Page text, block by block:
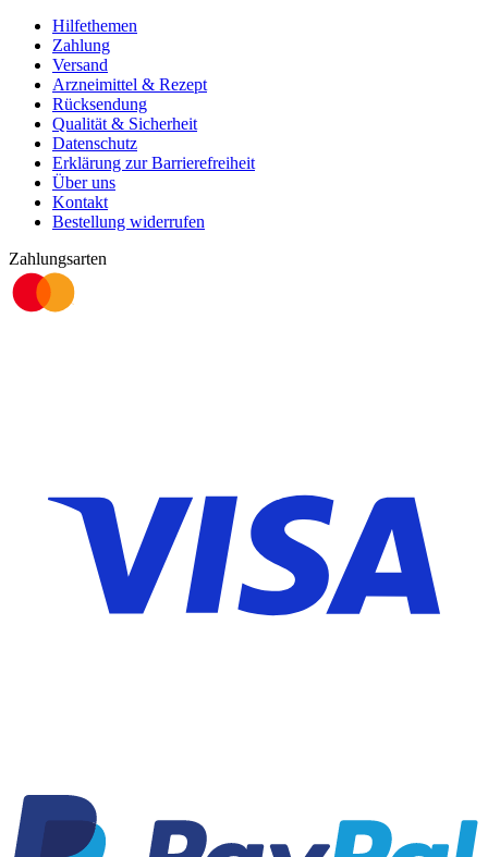
Hilfethemen
Zahlung
Versand
Arzneimittel & Rezept
Rücksendung
Qualität & Sicherheit
Datenschutz
Erklärung zur Barrierefreiheit
Über uns
Kontakt
Bestellung widerrufen
Zahlungsarten